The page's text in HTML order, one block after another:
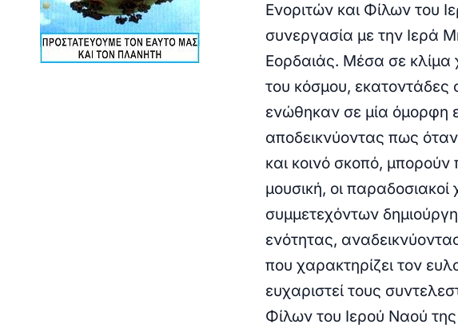
Ενοριτών και Φίλων του
συνεργασία με την Ιερά
Εορδαιάς. Μέσα σε κλίμα
του κόσμου, εκατοντάδες
ενώθηκαν σε μία όμορφη
αποδεικνύοντας πως
και κοινό σκοπό,
μουσική, οι
συμμετεχόντων
ενότητας,
που χαρακτηρίζει τον
ευχαριστεί τους
Φίλων του Ιερού Ναού